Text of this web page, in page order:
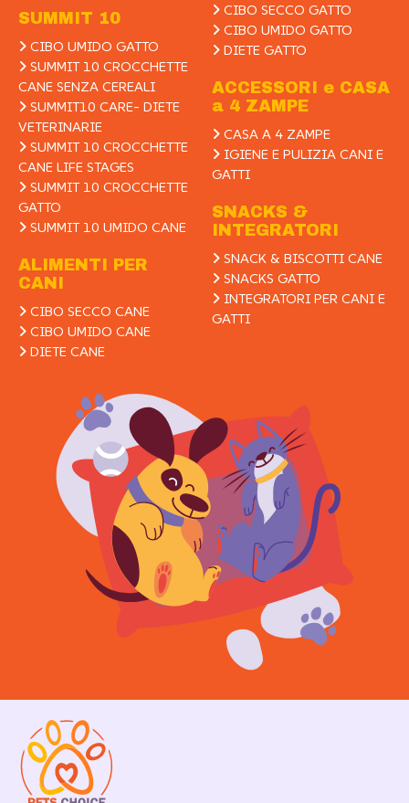
SUMMIT 10
CIBO UMIDO GATTO
SUMMIT 10 CROCCHETTE
CANE SENZA CEREALI
SUMMIT10 CARE- DIETE
VETERINARIE
SUMMIT 10 CROCCHETTE
CANE LIFE STAGES
SUMMIT 10 CROCCHETTE
GATTO
SUMMIT 10 UMIDO CANE
ALIMENTI PER
CANI
CIBO SECCO CANE
CIBO UMIDO CANE
DIETE CANE
CIBO SECCO GATTO
CIBO UMIDO GATTO
DIETE GATTO
ACCESSORI e CASA
a 4 ZAMPE
CASA A 4 ZAMPE
IGIENE E PULIZIA CANI E
GATTI
SNACKS &
INTEGRATORI
SNACK & BISCOTTI CANE
SNACKS GATTO
INTEGRATORI PER CANI E
GATTI